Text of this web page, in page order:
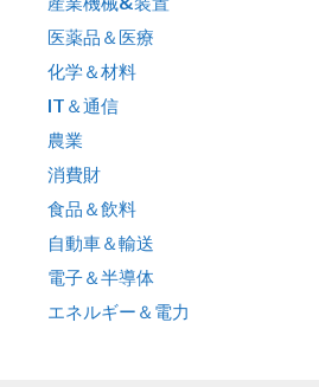
医薬品＆医療
化学＆材料
IT＆通信
農業
消費財
食品＆飲料
自動車＆輸送
電子＆半導体
エネルギー＆電力